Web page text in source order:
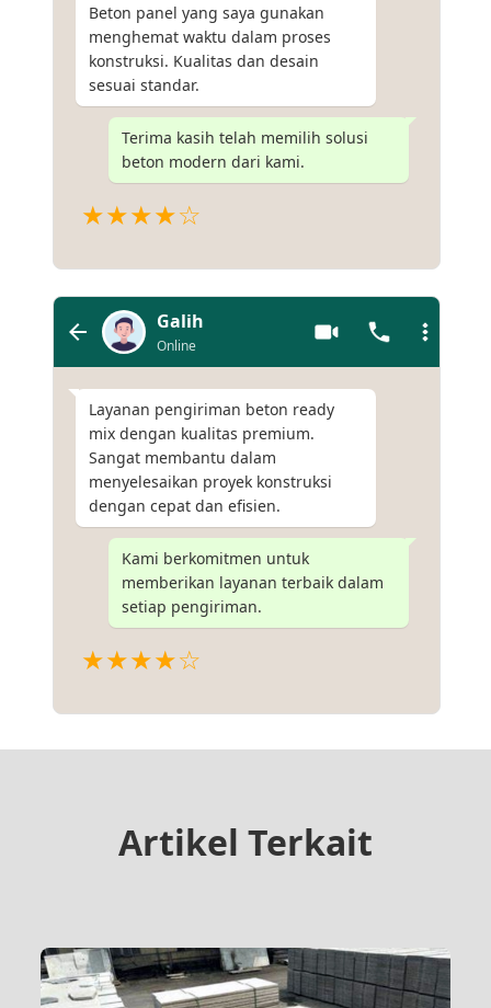
Beton panel yang saya gunakan
menghemat waktu dalam proses
konstruksi. Kualitas dan desain
sesuai standar.
Terima kasih telah memilih solusi
beton modern dari kami.
★★★★☆
Galih
Online
Layanan pengiriman beton ready
mix dengan kualitas premium.
Sangat membantu dalam
menyelesaikan proyek konstruksi
dengan cepat dan efisien.
Kami berkomitmen untuk
memberikan layanan terbaik dalam
setiap pengiriman.
★★★★☆
Artikel Terkait